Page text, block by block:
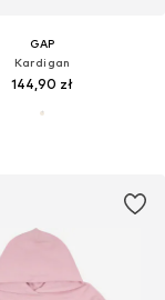
GAP
Kardigan
144,90 zł